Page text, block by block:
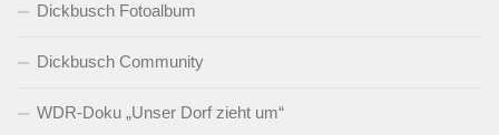
Dickbusch Fotoalbum
Dickbusch Community
WDR-Doku „Unser Dorf zieht um“